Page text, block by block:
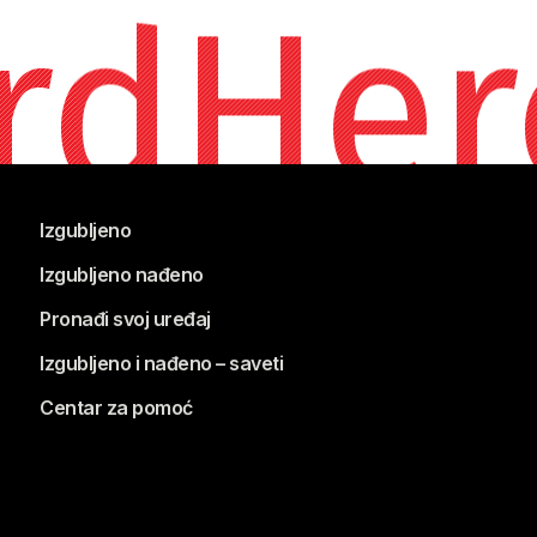
Izgubljeno
Izgubljeno nađeno
Pronađi svoj uređaj
Izgubljeno i nađeno – saveti
Centar za pomoć